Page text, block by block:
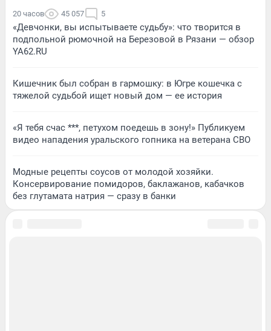
20 часов 45 057 5
«Девчонки, вы испытываете судьбу»: что творится в
подпольной рюмочной на Березовой в Рязани — обзор
YA62.RU
Кишечник был собран в гармошку: в Югре кошечка с
тяжелой судьбой ищет новый дом — ее история
«Я тебя счас ***, петухом поедешь в зону!» Публикуем
видео нападения уральского гопника на ветерана СВО
Модные рецепты соусов от молодой хозяйки.
Консервирование помидоров, баклажанов, кабачков
без глутамата натрия — сразу в банки